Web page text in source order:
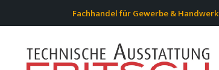
Fachhandel für Gewerbe & Handwerk